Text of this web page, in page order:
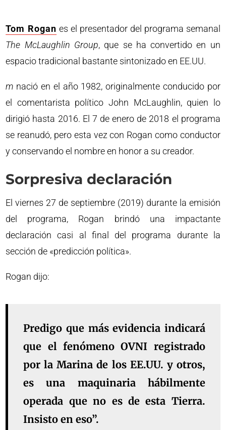
Tom Rogan es el presentador del programa semanal
The McLaughlin Group, que se ha convertido en un
espacio tradicional bastante sintonizado en EE.UU.
m nació en el año 1982, originalmente conducido por
el comentarista político John McLaughlin, quien lo
dirigió hasta 2016. El 7 de enero de 2018 el programa
se reanudó, pero esta vez con Rogan como conductor
y conservando el nombre en honor a su creador.
Sorpresiva declaración
El viernes 27 de septiembre (2019) durante la emisión
del programa, Rogan brindó una impactante
declaración casi al final del programa durante la
sección de «predicción política».
Rogan dijo:
Predigo que más evidencia indicará
que el fenómeno OVNI registrado
por la Marina de los EE.UU. y otros,
es una maquinaria hábilmente
operada que no es de esta Tierra.
Insisto en eso”.